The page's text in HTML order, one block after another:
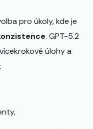
pro úkoly, kde je
. GPT-5.2
úlohy a